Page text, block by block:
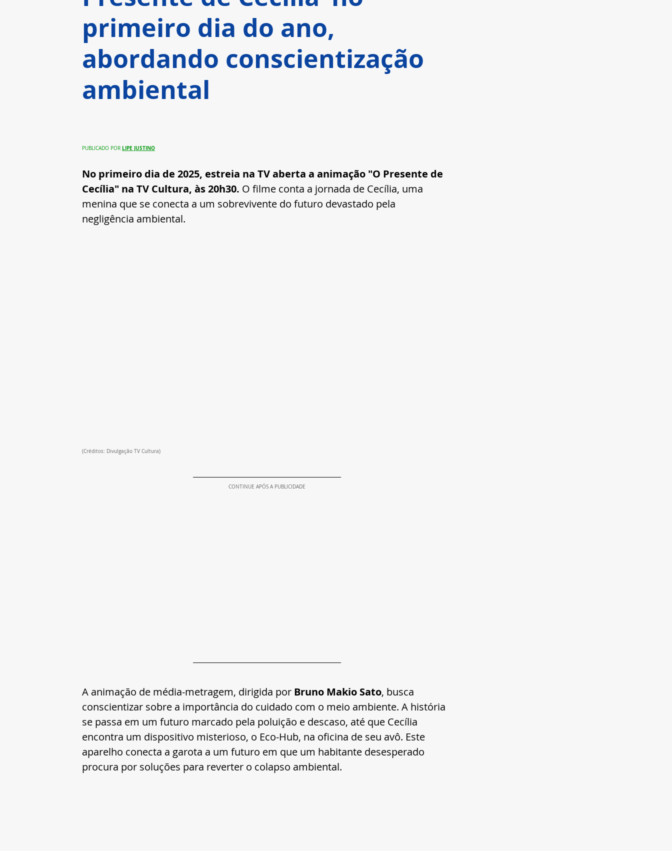
primeiro dia do ano,
abordando conscientização
ambiental
PUBLICADO POR LIPE JUSTINO
No primeiro dia de 2025, estreia na TV aberta a animação "O Presente de
Cecília" na TV Cultura, às 20h30. O filme conta a jornada de Cecília, uma
menina que se conecta a um sobrevivente do futuro devastado pela
negligência ambiental.
(Créditos: Divulgação TV Cultura)
CONTINUE APÓS A PUBLICIDADE
A animação de média-metragem, dirigida por Bruno Makio Sato, busca
conscientizar sobre a importância do cuidado com o meio ambiente. A história
se passa em um futuro marcado pela poluição e descaso, até que Cecília
encontra um dispositivo misterioso, o Eco-Hub, na oficina de seu avô. Este
aparelho conecta a garota a um futuro em que um habitante desesperado
procura por soluções para reverter o colapso ambiental.